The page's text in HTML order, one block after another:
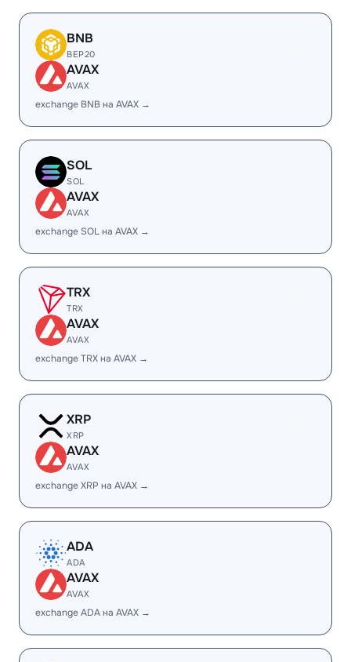
BNB
BEP20
AVAX
AVAX
exchange BNB на AVAX →
SOL
SOL
AVAX
AVAX
exchange SOL на AVAX →
TRX
TRX
AVAX
AVAX
exchange TRX на AVAX →
XRP
XRP
AVAX
AVAX
exchange XRP на AVAX →
ADA
ADA
AVAX
AVAX
exchange ADA на AVAX →